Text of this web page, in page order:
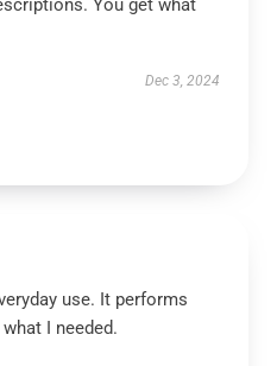
You get what
Dec 3, 2024
use. It performs
I needed.